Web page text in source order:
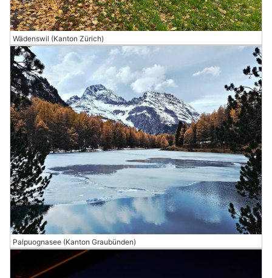
Wädenswil (Kanton Zürich)
Palpuognasee (Kanton Graubünden)